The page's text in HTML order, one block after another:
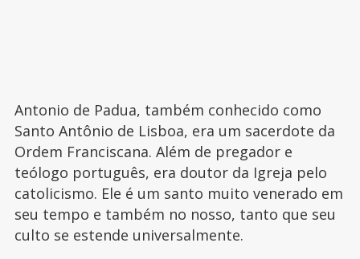
Antonio de Padua, também conhecido como
Santo Antônio de Lisboa, era um sacerdote da
Ordem Franciscana. Além de pregador e
teólogo português, era doutor da Igreja pelo
catolicismo. Ele é um santo muito venerado em
seu tempo e também no nosso, tanto que seu
culto se estende universalmente.